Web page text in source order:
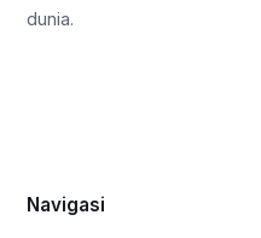
dunia.
Navigasi